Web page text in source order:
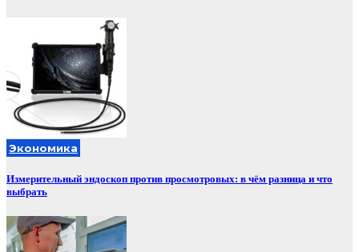
Экономика
Измерительный эндоскоп против просмотровых: в чём разница и что
выбрать